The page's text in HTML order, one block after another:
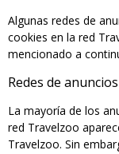
Algunas redes de
cookies en la red
mencionado a
Redes de anuncios
La mayoría de los
red Travelzoo
Travelzoo. Sin